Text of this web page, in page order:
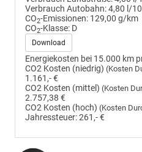
Verbrauch Autobahn:4,80 l/
CO2-Emissionen: 129,00 g/km
CO2-Klasse: D
Download
Energiekosten bei 15.000 km
CO2 Kosten (niedrig) (Kosten
1.161,- €
CO2 Kosten (mittel) (Kosten
2.757,38 €
CO2 Kosten (hoch) (Kosten
Jahressteuer:261,- €